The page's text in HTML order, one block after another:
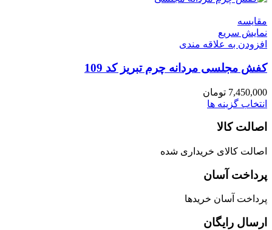
مقايسه
نمایش سریع
افزودن به علاقه مندی
کفش مجلسی مردانه چرم تبریز کد 109
7,450,000 تومان
انتخاب گزینه ها
اصالت کالا
اصالت کالای خریداری شده
پرداخت آسان
پرداخت آسان خریدها
ارسال رایگان